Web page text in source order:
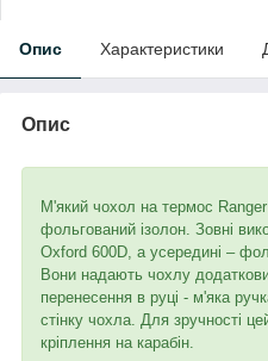
Опис Характеристики
Опис
М'який чохол на термос
фольгований ізолон. Зовні
Oxford 600D, а усередині –
Вони надають чохлу
перенесення в руці - м'яка
стінку чохла. Для зручності
кріплення на карабін.